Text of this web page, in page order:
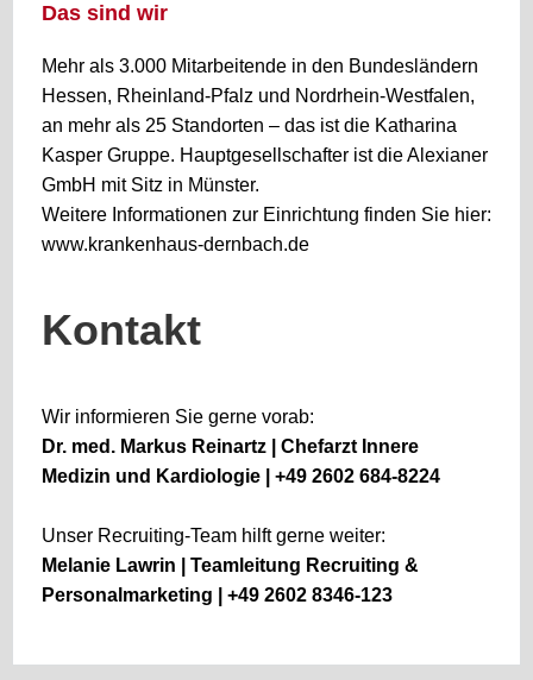
Das sind wir
Mehr als 3.000 Mitarbeitende in den Bundesländern
Hessen, Rheinland-Pfalz und Nordrhein-Westfalen,
an mehr als 25 Standorten – das ist die Katharina
Kasper Gruppe. Hauptgesellschafter ist die Alexianer
GmbH mit Sitz in Münster.
Weitere Informationen zur Einrichtung finden Sie hier:
www.krankenhaus-dernbach.de
Kontakt
Wir informieren Sie gerne vorab:
Dr. med. Markus Reinartz | Chefarzt Innere
Medizin und Kardiologie | +49 2602 684-8224
Unser Recruiting-Team hilft gerne weiter:
Melanie Lawrin | Teamleitung Recruiting &
Personalmarketing | +49 2602 8346-123